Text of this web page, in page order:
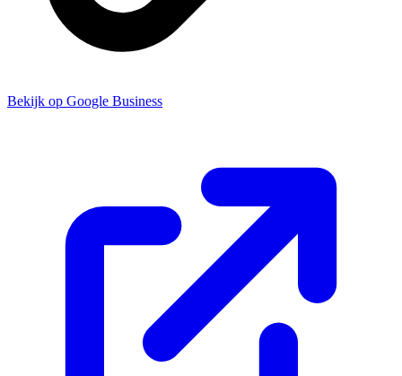
Bekijk op Google Business